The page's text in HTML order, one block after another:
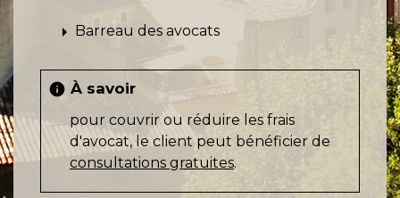
arrow_right Barreau des avocats
info À savoir
pour couvrir ou réduire les frais
d'avocat, le client peut bénéficier de
consultations gratuites.